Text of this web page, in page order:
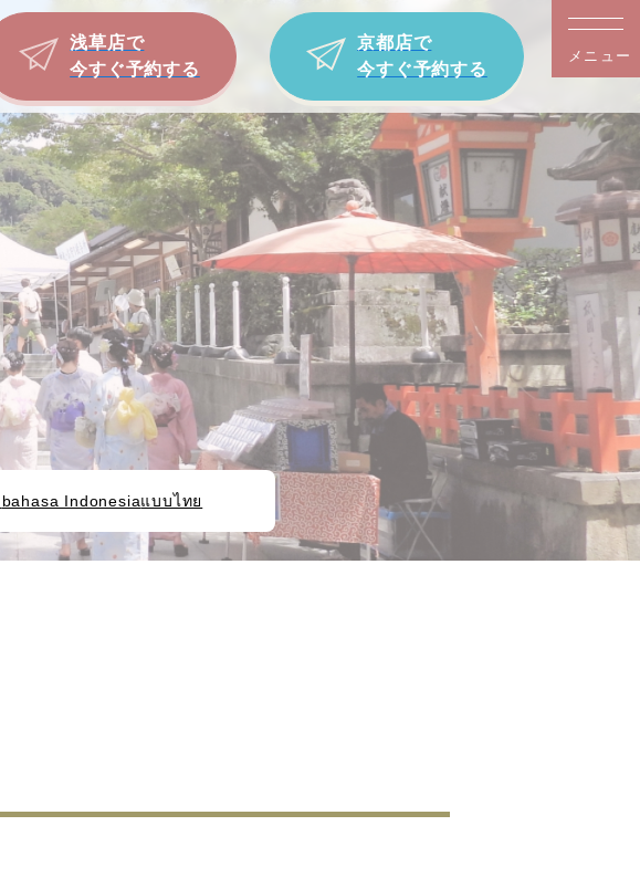
浅草店で
今すぐ予約する
京都店で
今すぐ予約する
メニュー
bahasa Indonesiaแบบไทย